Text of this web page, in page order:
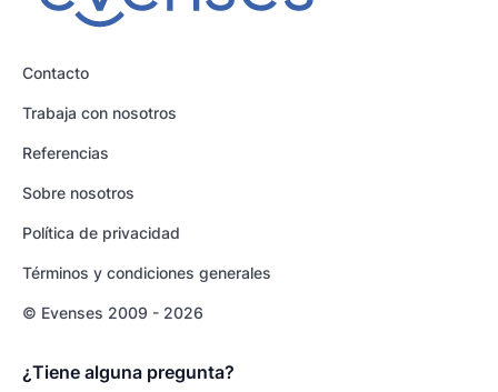
Contacto
Trabaja con nosotros
Referencias
Sobre nosotros
Política de privacidad
Términos y condiciones generales
© Evenses 2009 - 2026
¿Tiene alguna pregunta?